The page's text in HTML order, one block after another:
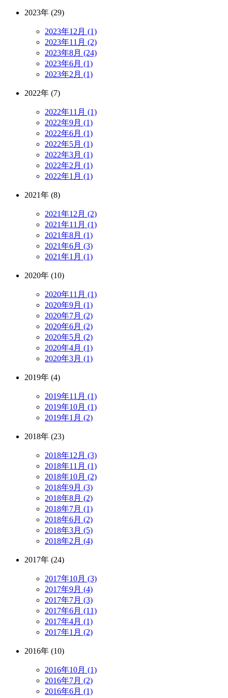
2023年 (29)
2023年12月 (1)
2023年11月 (2)
2023年8月 (24)
2023年6月 (1)
2023年2月 (1)
2022年 (7)
2022年11月 (1)
2022年9月 (1)
2022年6月 (1)
2022年5月 (1)
2022年3月 (1)
2022年2月 (1)
2022年1月 (1)
2021年 (8)
2021年12月 (2)
2021年11月 (1)
2021年8月 (1)
2021年6月 (3)
2021年1月 (1)
2020年 (10)
2020年11月 (1)
2020年9月 (1)
2020年7月 (2)
2020年6月 (2)
2020年5月 (2)
2020年4月 (1)
2020年3月 (1)
2019年 (4)
2019年11月 (1)
2019年10月 (1)
2019年1月 (2)
2018年 (23)
2018年12月 (3)
2018年11月 (1)
2018年10月 (2)
2018年9月 (3)
2018年8月 (2)
2018年7月 (1)
2018年6月 (2)
2018年3月 (5)
2018年2月 (4)
2017年 (24)
2017年10月 (3)
2017年9月 (4)
2017年7月 (3)
2017年6月 (11)
2017年4月 (1)
2017年1月 (2)
2016年 (10)
2016年10月 (1)
2016年7月 (2)
2016年6月 (1)